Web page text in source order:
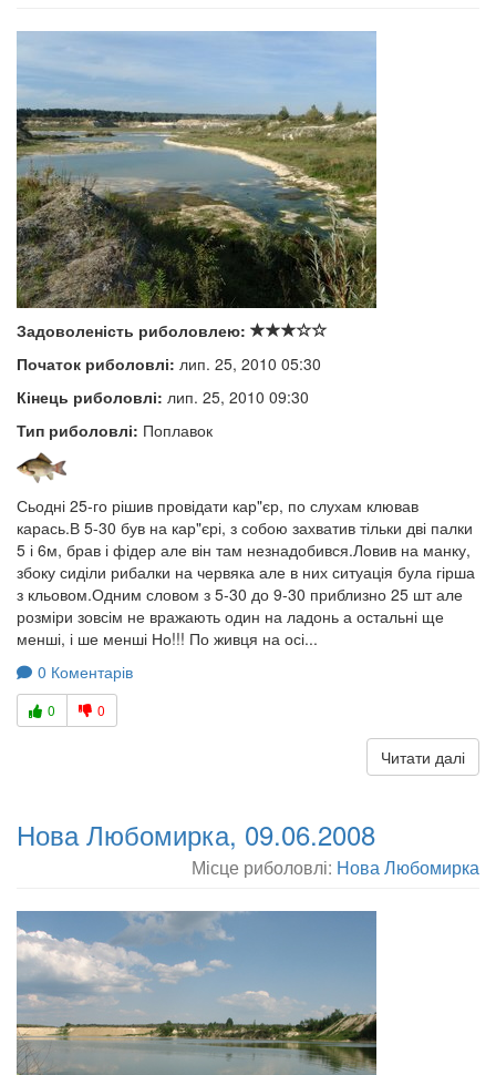
Задоволеність риболовлею:
Початок риболовлі: лип. 25, 2010 05:30
Кінець риболовлі: лип. 25, 2010 09:30
Тип риболовлі: Поплавок
Сьодні 25-го рішив провідати кар"єр, по слухам клював
карась.В 5-30 був на кар"єрі, з собою захватив тільки дві палки
5 і 6м, брав і фідер але він там незнадобився.Ловив на манку,
збоку сиділи рибалки на червяка але в них ситуація була гірша
з кльовом.Одним словом з 5-30 до 9-30 приблизно 25 шт але
розміри зовсім не вражають один на ладонь а остальні ще
менші, і ше менші Но!!! По живця на осі...
0 Коментарів
0 0
Читати далі
Нова Любомирка, 09.06.2008
Місце риболовлі: Нова Любомирка